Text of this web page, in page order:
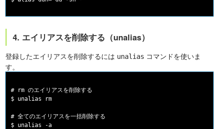
4. エイリアスを削除する（unalias）
登録したエイリアスを削除するには unalias コマンドを使いま
す。
# rm のエイリアスを削除する
$ unalias rm
# 全てのエイリアスを一括削除する